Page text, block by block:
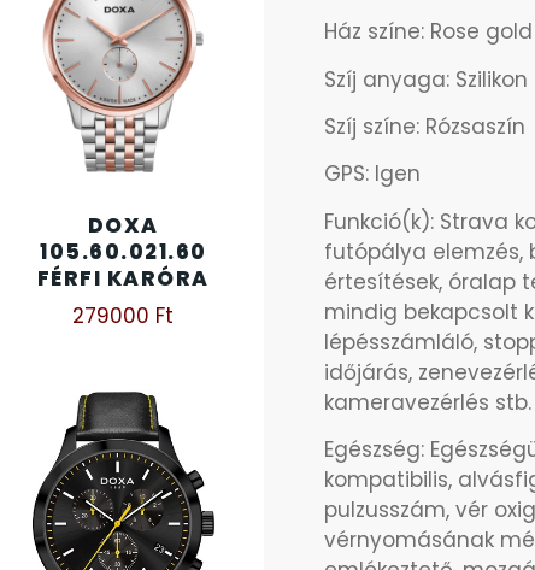
DOXA
105.60.021.60
FÉRFI KARÓRA
279000 Ft
Ház színe: Rose gold
Szíj anyaga: Szilikon
Szíj színe: Rózsaszín
GPS: Igen
Funkció(k): Strava
futópálya elemzés,
értesítések, óralap
mindig bekapcsolt
lépésszámláló,
időjárás,
kameravezérlés stb.
Egészség:
kompatibilis,
pulzusszám, vér
vérnyomásának